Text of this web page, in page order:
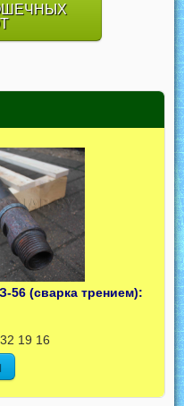
56 (сварка трением):
19 16